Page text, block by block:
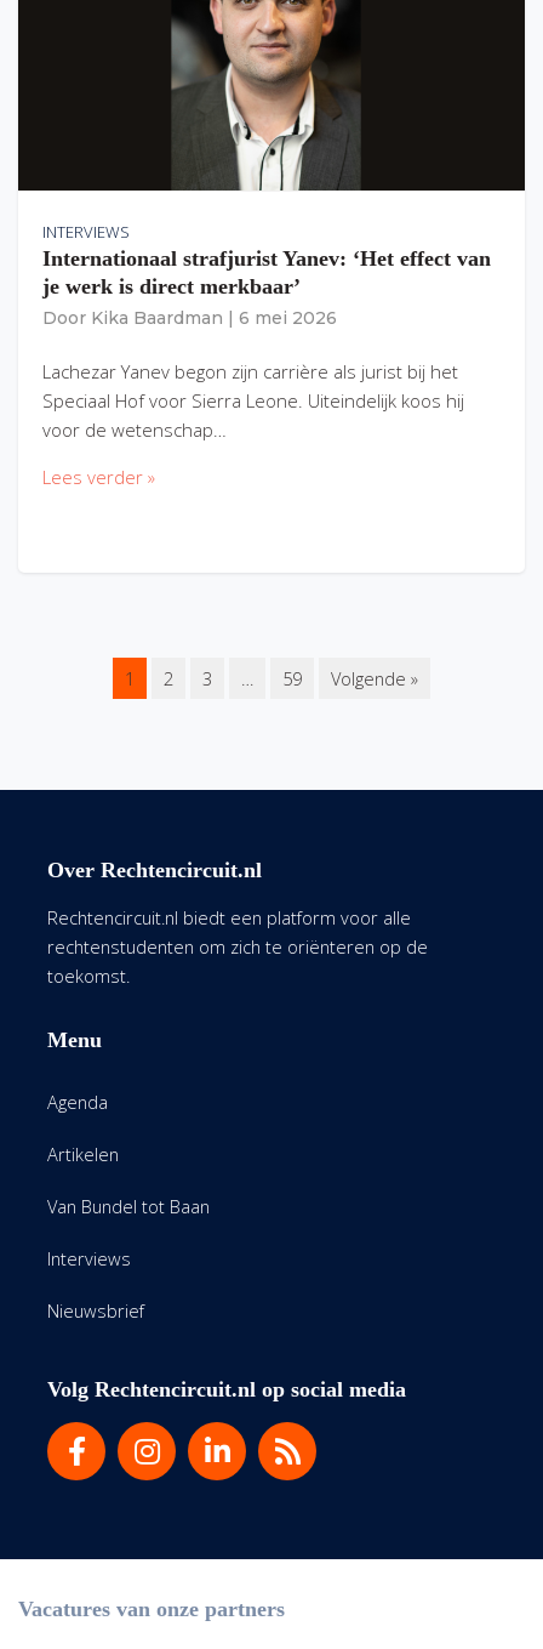
INTERVIEWS
Internationaal strafjurist Yanev: ‘Het effect van
je werk is direct merkbaar’
Door Kika Baardman 6 mei 2026
Lachezar Yanev begon zijn carrière als jurist bij het
Speciaal Hof voor Sierra Leone. Uiteindelijk koos hij
voor de wetenschap…
Lees verder »
1 2 3 … 59 Volgende »
Over Rechtencircuit.nl
Rechtencircuit.nl biedt een platform voor alle
rechtenstudenten om zich te oriënteren op de
toekomst.
Menu
Agenda
Artikelen
Van Bundel tot Baan
Interviews
Nieuwsbrief
Volg Rechtencircuit.nl op social media
Vacatures van onze partners